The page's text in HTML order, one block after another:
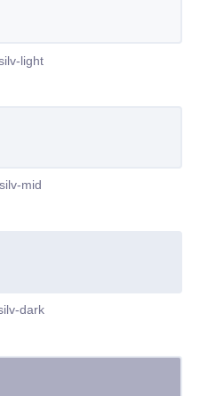
light
mid
dark